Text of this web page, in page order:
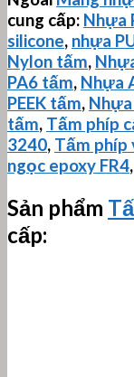
cung cấp: Nhựa
silicone, nhựa
Nylon tấm,
PA6 tấm, Nhựa
PEEK tấm, Nhựa
tấm, Tấm phíp
3240, Tấm phíp
ngọc epoxy FR4,
Sản phẩm
cấp: